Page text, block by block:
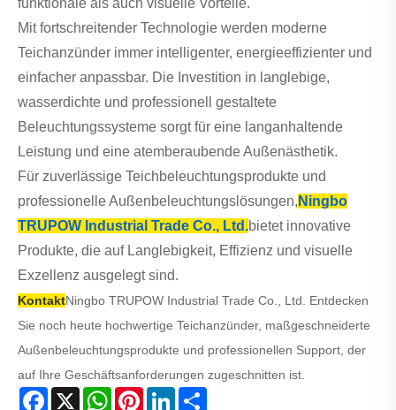
funktionale als auch visuelle Vorteile.
Mit fortschreitender Technologie werden moderne
Teichanzünder immer intelligenter, energieeffizienter und
einfacher anpassbar. Die Investition in langlebige,
wasserdichte und professionell gestaltete
Beleuchtungssysteme sorgt für eine langanhaltende
Leistung und eine atemberaubende Außenästhetik.
Für zuverlässige Teichbeleuchtungsprodukte und
professionelle Außenbeleuchtungslösungen, Ningbo
TRUPOW Industrial Trade Co., Ltd.bietet innovative
Produkte, die auf Langlebigkeit, Effizienz und visuelle
Exzellenz ausgelegt sind.
KontaktNingbo TRUPOW Industrial Trade Co., Ltd. Entdecken
Sie noch heute hochwertige Teichanzünder, maßgeschneiderte
Außenbeleuchtungsprodukte und professionellen Support, der
auf Ihre Geschäftsanforderungen zugeschnitten ist.
Facebook
X WhatsApp
PinterestLinkedIn